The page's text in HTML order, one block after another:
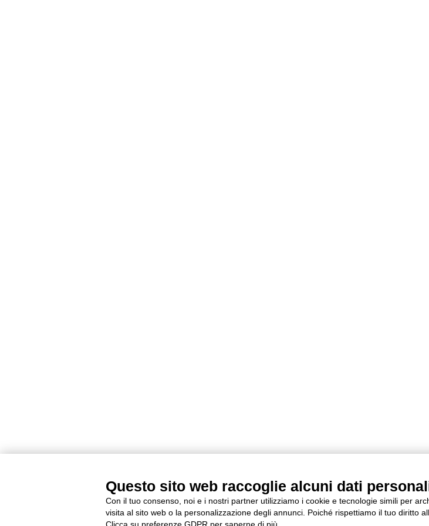
Questo sito web raccoglie alcuni dati
Con il tuo consenso, noi e i nostri partner utilizziamo i cookie e tecnologie simili per
visita al sito web o la personalizzazione degli annunci. Poiché rispettiamo il tuo diritto